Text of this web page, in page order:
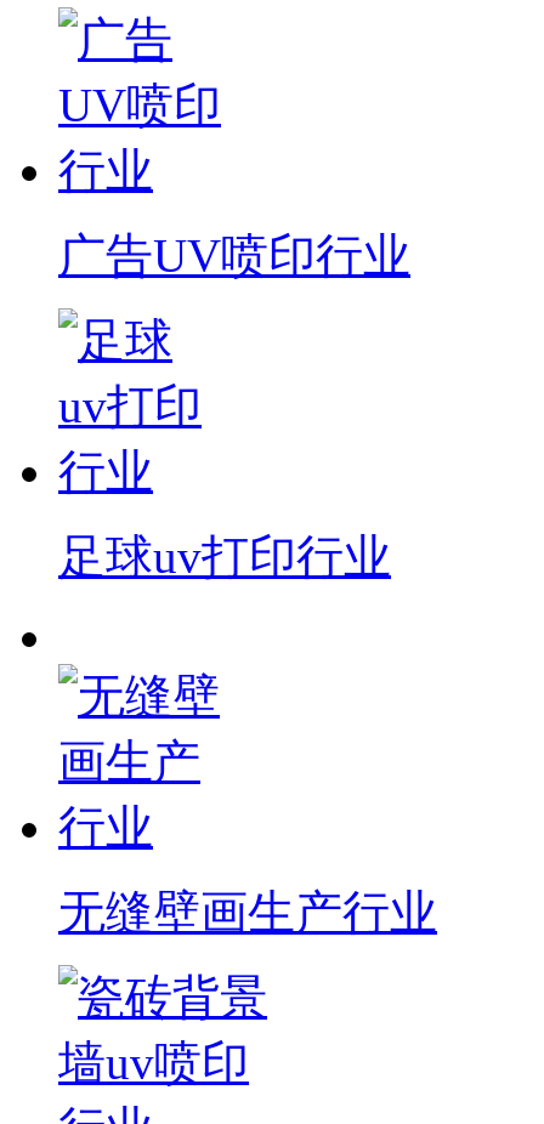
广告UV喷印行业
足球uv打印行业
无缝壁画生产行业